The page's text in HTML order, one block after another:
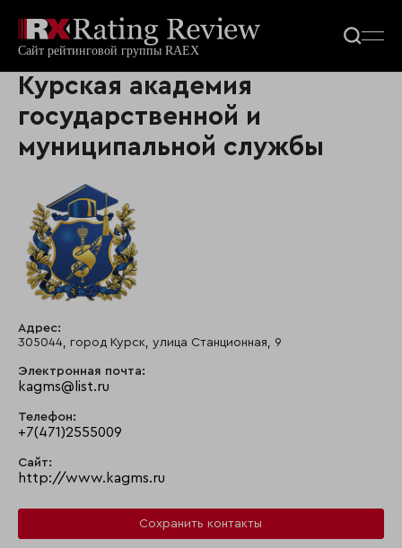
Курская академия
государственной и
муниципальной службы
Адрес:
305044, город Курск, улица Станционная, 9
Электронная почта:
kagms@list.ru
Телефон:
+7(471)2555009
Сайт:
http://www.kagms.ru
Сохранить контакты